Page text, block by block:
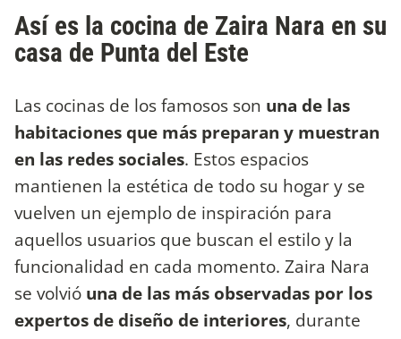
Así es la cocina de Zaira Nara en su
casa de Punta del Este
Las cocinas de los famosos son una de las
habitaciones que más preparan y muestran
en las redes sociales. Estos espacios
mantienen la estética de todo su hogar y se
vuelven un ejemplo de inspiración para
aquellos usuarios que buscan el estilo y la
funcionalidad en cada momento. Zaira Nara
se volvió una de las más observadas por los
expertos de diseño de interiores, durante